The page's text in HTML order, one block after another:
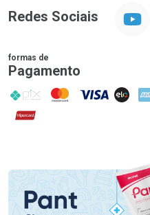
Redes Sociais
formas de
Pagamento
PIX MasterCard
VISA ELO
Hipercard
Promoção em